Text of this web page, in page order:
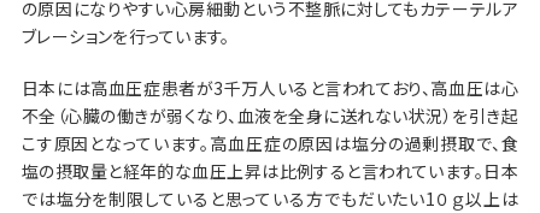
の原因になりやすい心房細動という不整脈に対してもカテーテルア
ブレーションを行っています。
日本には高血圧症患者が3千万人いると言われており、高血圧は心
不全（心臓の働きが弱くなり、血液を全身に送れない状況）を引き起
こす原因となっています。高血圧症の原因は塩分の過剰摂取で、食
塩の摂取量と経年的な血圧上昇は比例すると言われています。日本
では塩分を制限していると思っている方でもだいたい1０ｇ以上は